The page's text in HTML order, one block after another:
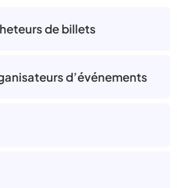
de billets
d’événements